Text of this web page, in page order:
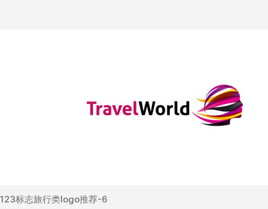
123标志旅行类logo推荐-6